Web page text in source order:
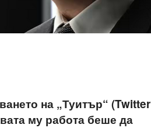
на „Туитър“ (Twitter
му работа беше да